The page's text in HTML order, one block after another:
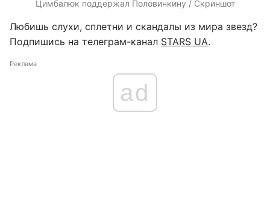
Цимбалюк поддержал Половинкину / Скриншот
Любишь слухи, сплетни и скандалы из мира звезд?
Подпишись на телеграм-канал STARS UA.
Реклама
ad